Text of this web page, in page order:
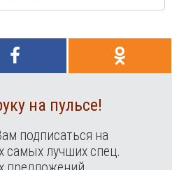
на пульсе!
подписаться на
самых лучших спец.